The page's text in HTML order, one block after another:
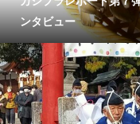
ンタビュー